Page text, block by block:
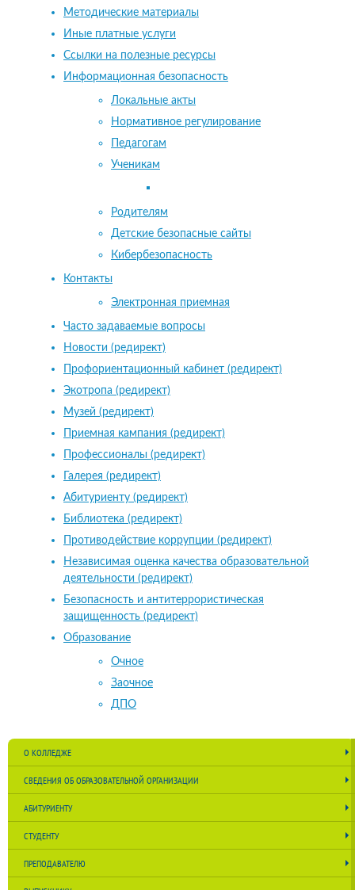
Методические материалы
Иные платные услуги
Ссылки на полезные ресурсы
Информационная безопасность
Локальные акты
Нормативное регулирование
Педагогам
Ученикам
Родителям
Детские безопасные сайты
Кибербезопасность
Контакты
Электронная приемная
Часто задаваемые вопросы
Новости (редирект)
Профориентационный кабинет (редирект)
Экотропа (редирект)
Музей (редирект)
Приемная кампания (редирект)
Профессионалы (редирект)
Галерея (редирект)
Абитуриенту (редирект)
Библиотека (редирект)
Противодействие коррупции (редирект)
Независимая оценка качества образовательной
деятельности (редирект)
Безопасность и антитеррористическая
защищенность (редирект)
Образование
Очное
Заочное
ДПО
О КОЛЛЕДЖЕ
СВЕДЕНИЯ ОБ ОБРАЗОВАТЕЛЬНОЙ ОРГАНИЗАЦИИ
АБИТУРИЕНТУ
СТУДЕНТУ
ПРЕПОДАВАТЕЛЮ